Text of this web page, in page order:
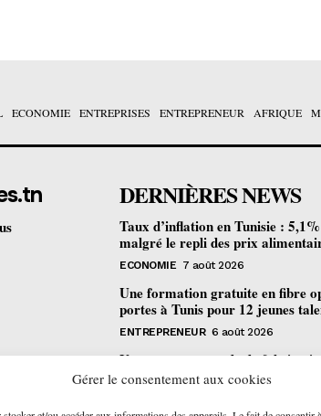
Gérer le consentement aux cookies
ECONOMIE ENTREPRISES ENTREPRENEUR AFRIQUE
DERNIÈRES NEWS
Taux d’inflation en Tunisie :
malgré le repli des prix
ECONOMIE 7 août 2026
Une formation gratuite en fibre
portes à Tunis pour 12 jeunes
ENTREPRENEUR 6 août 2026
Un nouveau procédé de
pharmaceutique en flux continu :